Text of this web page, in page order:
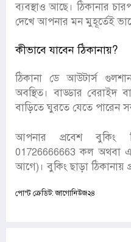
ব্যবস্থাও আছে। ঠিকানার
দেখে আপনার মন মুহূর্তেই
কীভাবে যাবেন ঠিকানায়?
ঠিকানা ডে আউটার্স
অবস্থিত। বাড্ডার বেরাইদ
বাড়িতে ঘুরতে যেতে পারেন
আপনার প্রবেশ বুকিং
01726666663 কল অথবা
আগে)। বুকিং ছাড়া ঠিকানায়
পোস্ট ক্রেডিট: জাগোনিউজ২৪